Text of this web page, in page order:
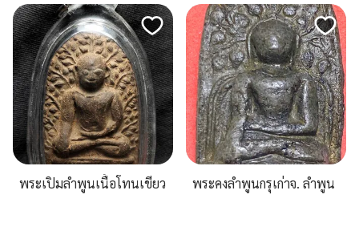
พระเปิมลำพูนเนื้อโทนเขียว พระคงลำพูนกรุเก่าจ. ลำพูน